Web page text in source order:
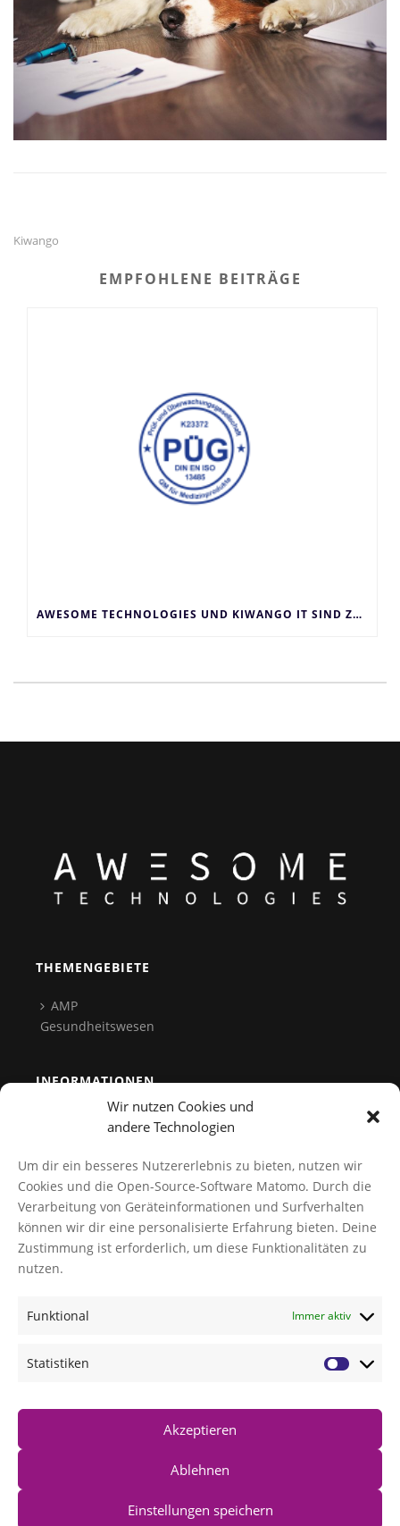
Wir nutzen Cookies und
andere Technologien
Um dir ein besseres Nutzererlebnis zu bieten, nutzen wir
Cookies und die Open-Source-Software Matomo. Durch die
Verarbeitung von Geräteinformationen und Surfverhalten
können wir dir eine personalisierte Erfahrung bieten. Deine
Zustimmung ist erforderlich, um diese Funktionalitäten zu
nutzen.
Funktional Immer aktiv
Statistiken
Akzeptieren
Ablehnen
Einstellungen speichern
Kiwango
EMPFOHLENE BEITRÄGE
AWESOME TECHNOLOGIES UND KIWANGO IT SIND ZERTIFIZIERT NACH DIN EN ISO 13485 UND DIN EN ISO 9001
THEMENGEBIETE
AMP
Gesundheitswesen
INFORMATIONEN
Datenschutz
Cookies verwalten
AGB
Impressum
NEWS
TI-Messenger Modellregion Würzburg: Innovation für
das Gesundheitswesen